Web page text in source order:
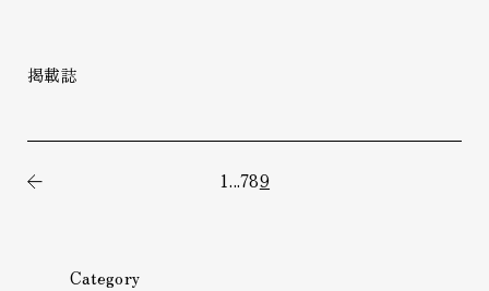
掲載誌
1...789
Category